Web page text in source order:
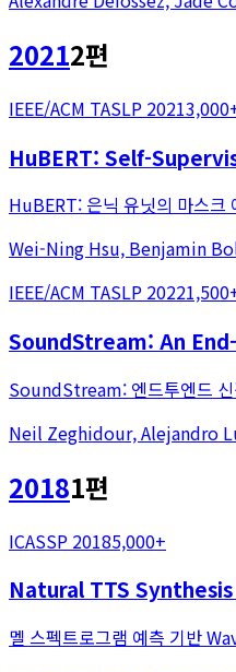
20212편
IEEE/ACM TASLP 2021
HuBERT: Self-
HuBERT: 은닉 유닛의 마스크
Wei-Ning Hsu, Benjamin
IEEE/ACM TASLP 2022
SoundStream: An
SoundStream: 엔드투엔드 신
Neil Zeghidour, Alejandro
20181편
ICASSP 20185,000+
Natural TTS
멜 스펙트로그램 예측 기반